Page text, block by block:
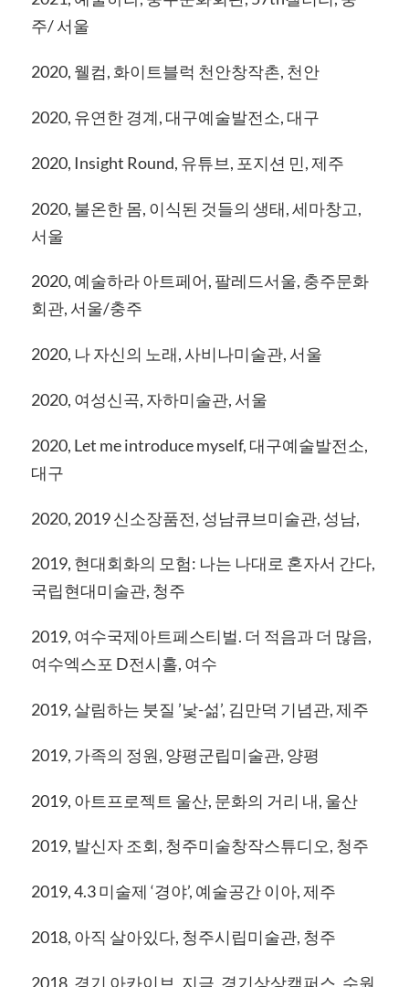
주/ 서울
2020, 웰컴, 화이트블럭 천안창작촌, 천안
2020, 유연한 경계, 대구예술발전소, 대구
2020, Insight Round, 유튜브, 포지션 민, 제주
2020, 불온한 몸, 이식된 것들의 생태, 세마창고,
서울
2020, 예술하라 아트페어, 팔레드서울, 충주문화
회관, 서울/충주
2020, 나 자신의 노래, 사비나미술관, 서울
2020, 여성신곡, 자하미술관, 서울
2020, Let me introduce myself, 대구예술발전소,
대구
2020, 2019 신소장품전, 성남큐브미술관, 성남,
2019, 현대회화의 모험: 나는 나대로 혼자서 간다,
국립현대미술관, 청주
2019, 여수국제아트페스티벌. 더 적음과 더 많음,
여수엑스포 D전시홀, 여수
2019, 살림하는 붓질 ’낯-섦’, 김만덕 기념관, 제주
2019, 가족의 정원, 양평군립미술관, 양평
2019, 아트프로젝트 울산, 문화의 거리 내, 울산
2019, 발신자 조회, 청주미술창작스튜디오, 청주
2019, 4.3 미술제 ‘경야’, 예술공간 이아, 제주
2018, 아직 살아있다, 청주시립미술관, 청주
2018, 경기 아카이브_지금, 경기상상캠퍼스, 수원